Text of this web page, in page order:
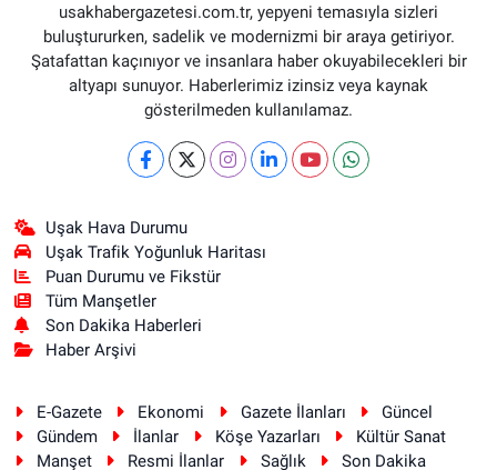
usakhabergazetesi.com.tr, yepyeni temasıyla sizleri
buluştururken, sadelik ve modernizmi bir araya getiriyor.
Şatafattan kaçınıyor ve insanlara haber okuyabilecekleri bir
altyapı sunuyor. Haberlerimiz izinsiz veya kaynak
gösterilmeden kullanılamaz.
Uşak Hava Durumu
Uşak Trafik Yoğunluk Haritası
Puan Durumu ve Fikstür
Tüm Manşetler
Son Dakika Haberleri
Haber Arşivi
E-Gazete Ekonomi Gazete İlanları
Güncel
Gündem
İlanlar Köşe Yazarları
Kültür Sanat
Manşet
Resmi İlanlar Sağlık Son Dakika